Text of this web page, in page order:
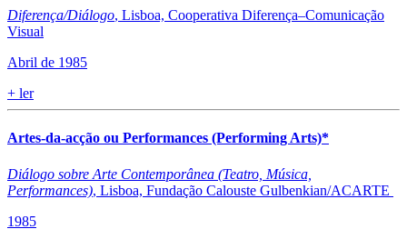
Diferença/Diálogo, Lisboa, Cooperativa Diferença–Comunicação
Visual
Abril de 1985
+ ler
Artes-da-acção ou Performances (Performing Arts)*
Diálogo sobre Arte Contemporânea (Teatro, Música,
Performances), Lisboa, Fundação Calouste Gulbenkian/ACARTE
1985